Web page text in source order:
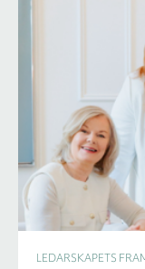
LEDARSKAPETS